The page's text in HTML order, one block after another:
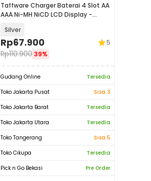
Taffware Charger Baterai 4 Slot AA
AAA Ni-MH NiCD LCD Display -
Silver
Rp67.900
Rp110.90039%
5
Gudang Online
Tersedia
Toko Jakarta Pusat
Sisa 3
Toko Jakarta Barat
Tersedia
Toko Jakarta Utara
Tersedia
Toko Tangerang
Sisa 5
Toko Cikupa
Tersedia
Pick n Go Bekasi
Pre Order